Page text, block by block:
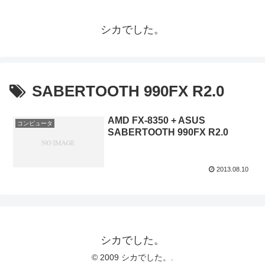
シカでした。
SABERTOOTH 990FX R2.0
コンピュータ
AMD FX-8350 + ASUS
SABERTOOTH 990FX R2.0
2013.08.10
シカでした。
© 2009 シカでした。.